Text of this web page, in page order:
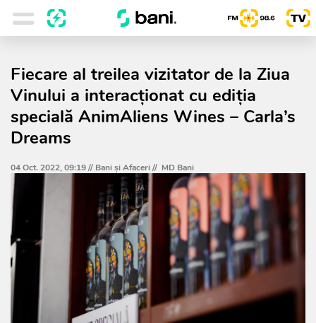
Fiecare al treilea vizitator de la Ziua
Vinului a interacționat cu ediția
specială AnimAliens Wines – Carla’s
Dreams
04 Oct. 2022, 09:19 // Bani și Afaceri// MD Bani